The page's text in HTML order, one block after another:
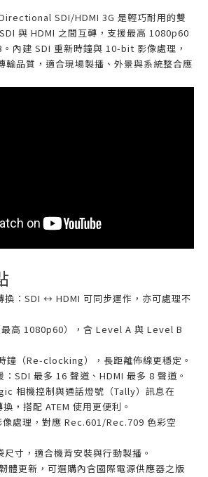
SDI/HDMI 3G 是輕巧耐用的雙
與 HDMI 之間互轉，支援最高 1080p60
內建 SDI 重新時鐘與 10‑bit 影像處理，
輸品質，適合現場製播、外景與系統整合應
換：SDI ↔ HDMI 可同步運作，亦可處理不
最高 1080p60），含 Level A 與 Level B
鐘（Re‑clocking），長距離佈線更穩定。
：SDI 最多 16 聲道、HDMI 最多 8 聲道。
相機控制與通話燈號（Tally）訊息在
，搭配 ATEM 使用更便利。
處理，對應 Rec.601/Rec.709 色彩空
寸，適合機背安裝與行動製播。
體更新，可選購內含國際電源供應器之版